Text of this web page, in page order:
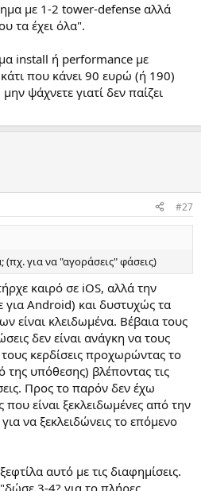
με 1-2 tower-defense αλλά
τα έχει όλα".
install ή performance με
που κάνει 90 ευρώ (ή 190)
ψάχνετε γιατί δεν παίζει
#27
(πχ. για να "αγοράσεις" φάσεις)
καιρό σε iOS, αλλά την
Android) και δυστυχώς τα
είναι κλειδωμένα. Βέβαια τους
δεν είναι ανάγκη να τους
κερδίσεις προχωρώντας το
της υπόθεσης) βλέποντας τις
Προς το παρόν δεν έχω
που είναι ξεκλειδωμένες από την
να ξεκλειδώνεις το επόμενο
αυτό με τις διαφημίσεις.
3-4? για το πλήρες